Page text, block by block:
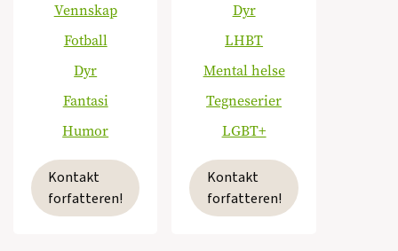
Vennskap
Fotball
Dyr
Fantasi
Humor
Kontakt
forfatteren!
Dyr
LHBT
Mental helse
Tegneserier
LGBT+
Kontakt
forfatteren!